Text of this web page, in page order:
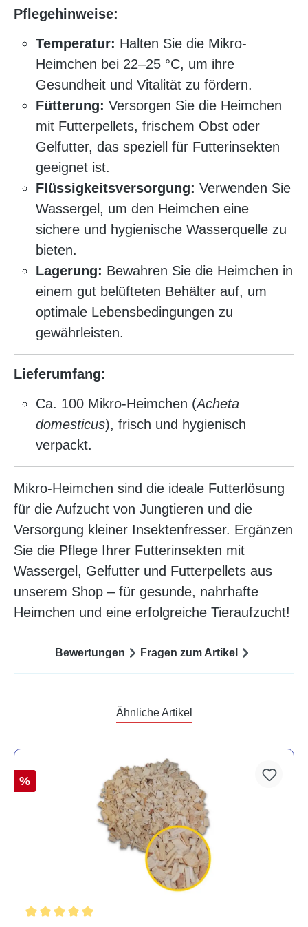
Pflegehinweise:
Temperatur: Halten Sie die Mikro-
Heimchen bei 22–25 °C, um ihre
Gesundheit und Vitalität zu fördern.
Fütterung: Versorgen Sie die Heimchen
mit Futterpellets, frischem Obst oder
Gelfutter, das speziell für Futterinsekten
geeignet ist.
Flüssigkeitsversorgung: Verwenden Sie
Wassergel, um den Heimchen eine
sichere und hygienische Wasserquelle zu
bieten.
Lagerung: Bewahren Sie die Heimchen in
einem gut belüfteten Behälter auf, um
optimale Lebensbedingungen zu
gewährleisten.
Lieferumfang:
Ca. 100 Mikro-Heimchen (Acheta
domesticus), frisch und hygienisch
verpackt.
Mikro-Heimchen sind die ideale Futterlösung
für die Aufzucht von Jungtieren und die
Versorgung kleiner Insektenfresser. Ergänzen
Sie die Pflege Ihrer Futterinsekten mit
Wassergel, Gelfutter und Futterpellets aus
unserem Shop – für gesunde, nahrhafte
Heimchen und eine erfolgreiche Tieraufzucht!
Bewertungen Fragen zum Artikel
Ähnliche Artikel
%